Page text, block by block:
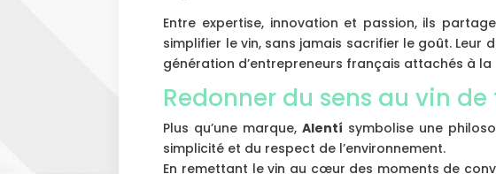
Entre expertise, innovation et passion, ils
simplifier le vin, sans jamais sacrifier le goût. Leur
génération d’entrepreneurs français attachés à
Redonner du sens au vin
Plus qu’une marque,Alentí symbolise une
simplicité et du respect de l’environnement.
En remettant le vin au cœur des moments de